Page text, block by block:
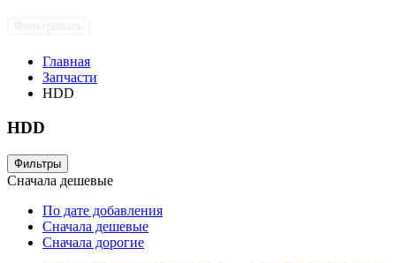
Главная
Запчасти
HDD
HDD
Фильтры
Сначала дешевые
По дате добавления
Сначала дешевые
Сначала дорогие